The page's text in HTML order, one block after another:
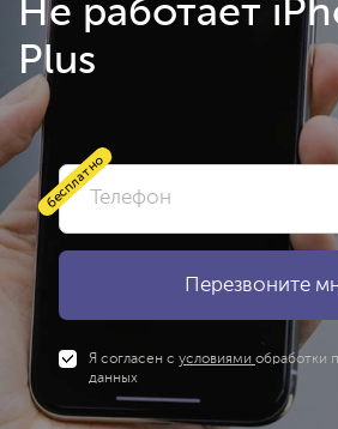
Не работает
Plus
бесплатно
Я согласен с условиями обработки
данных